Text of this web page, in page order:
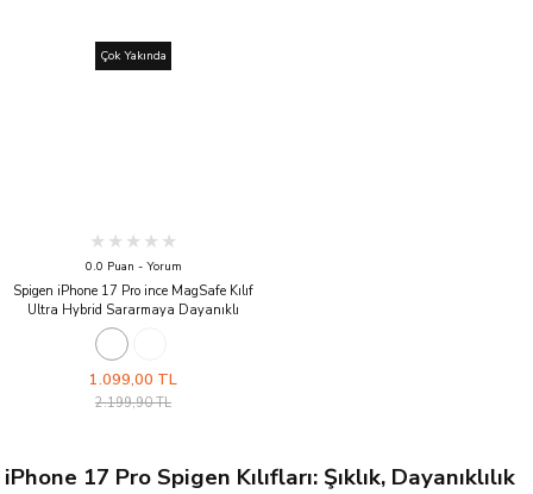
Çok Yakında
0.0 Puan - Yorum
Spigen iPhone 17 Pro ince MagSafe Kılıf
Ultra Hybrid Sararmaya Dayanıklı
DuraClear™ Hava Kanalı Teknolojisi™
Askeri Sınıf Koruma MagFit Mat Kapak
1.099,00 TL
2.199,90 TL
iPhone 17 Pro Spigen Kılıfları: Şıklık, Dayanıklılık